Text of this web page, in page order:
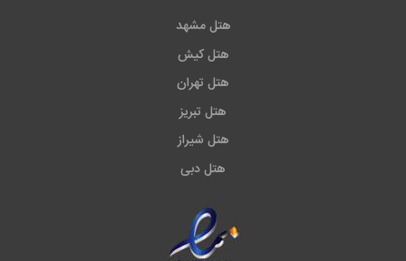
هتل مشهد
هتل کیش
هتل تهران
هتل تبریز
هتل شیراز
هتل دبی